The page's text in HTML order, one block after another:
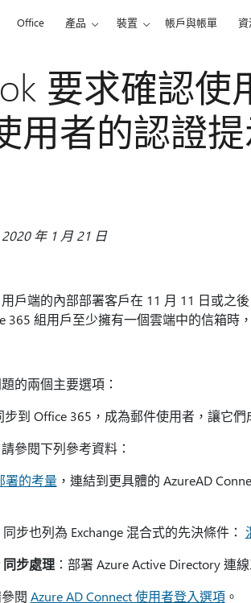
Office 產品 裝置 帳戶與帳單 資
要求確認使
用者的認證
年 1 月 21 日
戶端的內部部署客戶在 11 月 11 日或之
365 組用戶至少擁有一個雲端中的信箱時
的兩個主要選項：
到 Office 365，成為郵件使用者，讓它
參閱下列參考資料：
署的考量，連結到更具體的 AzureAD
步也列為 Exchange 混合式的先決條件：
步處理：部署 Azure Active Directory 連
閱 Azure AD Connect 使用者登入選項。